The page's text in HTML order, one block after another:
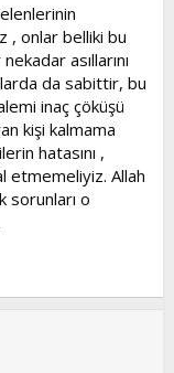
, onlar belliki bu
asıllarını
da sabittir, bu
inaç çöküşü
kişi kalmama
hatasını ,
etmemeliyiz. Allah
sorunları o